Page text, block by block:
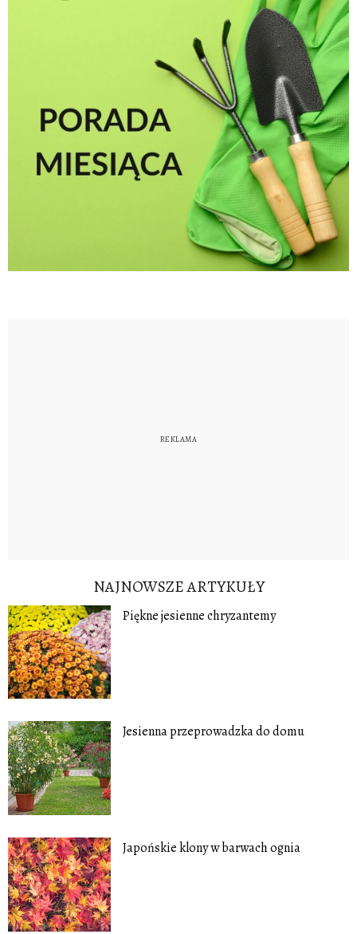
NAJNOWSZE ARTYKUŁY
Piękne jesienne chryzantemy
Jesienna przeprowadzka do domu
Japońskie klony w barwach ognia